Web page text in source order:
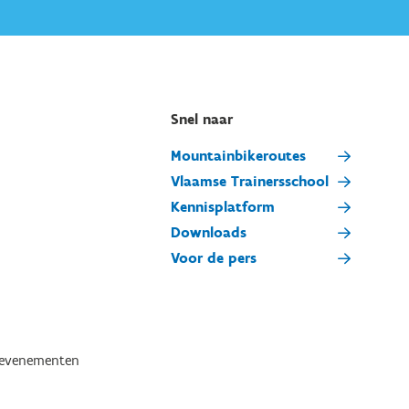
Snel naar
Mountainbikeroutes
Vlaamse Trainersschool
Kennisplatform
Downloads
Voor de pers